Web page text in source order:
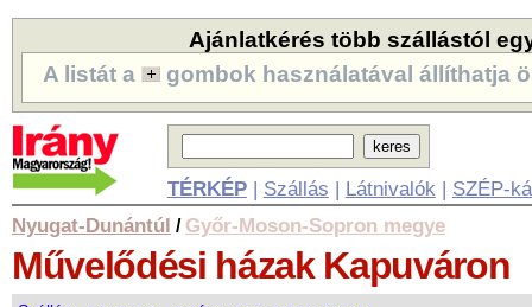
Ajánlatkérés több szállástól
A listát a
gombok használatával állíthatja
TÉRKÉP| Szállás | Látnivalók | SZÉP-
Nyugat-Dunántúl / Győr-Moson-Sopron megye
Művelődési házak Kapuváron